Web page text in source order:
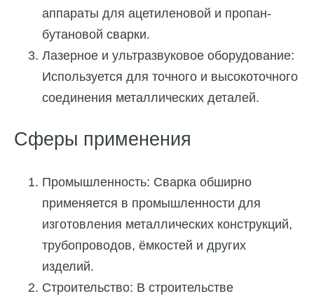
аппараты для ацетиленовой и пропан-
бутановой сварки.
Лазерное и ультразвуковое оборудование:
Используется для точного и высокоточного
соединения металлических деталей.
Сферы применения
Промышленность: Сварка обширно
применяется в промышленности для
изготовления металлических конструкций,
трубопроводов, ёмкостей и других
изделий.
Строительство: В строительстве